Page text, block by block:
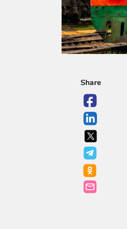
Share